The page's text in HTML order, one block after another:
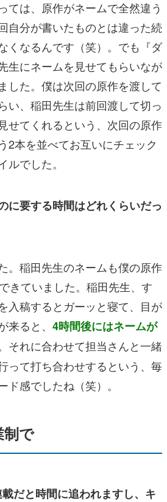
ては、原作がネームで全然違う
自分が書いたものとは違った続
くなるんです（笑）。でも『ダ
生にネームを見せてもらいなが
した。僕は次回の原作を渡して
い、稲田先生は前回渡して切っ
せてくれるという、次回の原作
2本を並べてお互いにチェック
でした。
に要する時間はどれくらいだっ
。稲田先生のネームも僕の原作
きていました。稲田先生、す
入稿するとガーッと寝て、目が
ると、 4時間後にはネームが
それに合わせて担当さんと一緒
って打ち合わせするという、毎
感でしたね（笑）。
で
だと時間に追われますし、キ